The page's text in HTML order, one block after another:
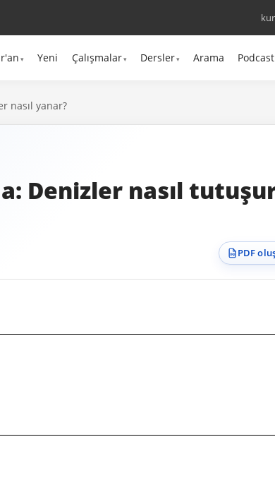
Yeni Çalışmalar Dersler Arama Podcast
nasıl yanar?
Denizler nasıl
PDF